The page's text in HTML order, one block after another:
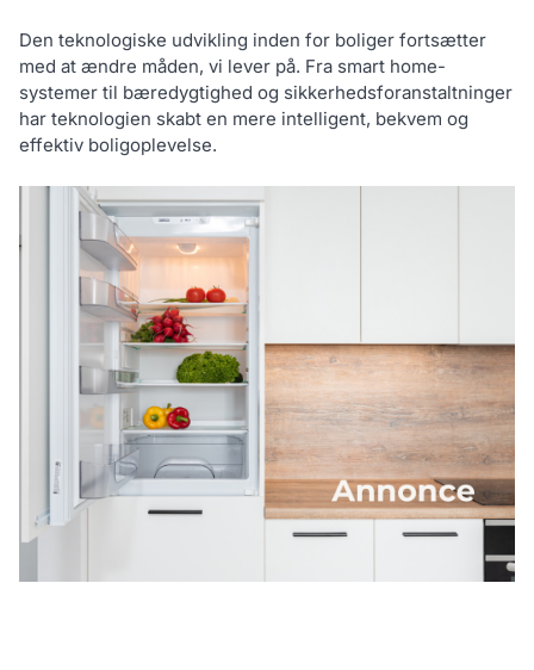
Den teknologiske udvikling inden for boliger fortsætter
med at ændre måden, vi lever på. Fra smart home-
systemer til bæredygtighed og sikkerhedsforanstaltninger
har teknologien skabt en mere intelligent, bekvem og
effektiv boligoplevelse.